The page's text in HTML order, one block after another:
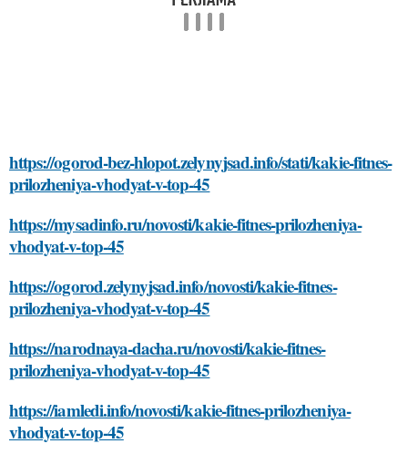
https://ogorod-bez-hlopot.zelynyjsad.info/stati/kakie-fitnes-
prilozheniya-vhodyat-v-top-45
https://mysadinfo.ru/novosti/kakie-fitnes-prilozheniya-
vhodyat-v-top-45
https://ogorod.zelynyjsad.info/novosti/kakie-fitnes-
prilozheniya-vhodyat-v-top-45
https://narodnaya-dacha.ru/novosti/kakie-fitnes-
prilozheniya-vhodyat-v-top-45
https://iamledi.info/novosti/kakie-fitnes-prilozheniya-
vhodyat-v-top-45